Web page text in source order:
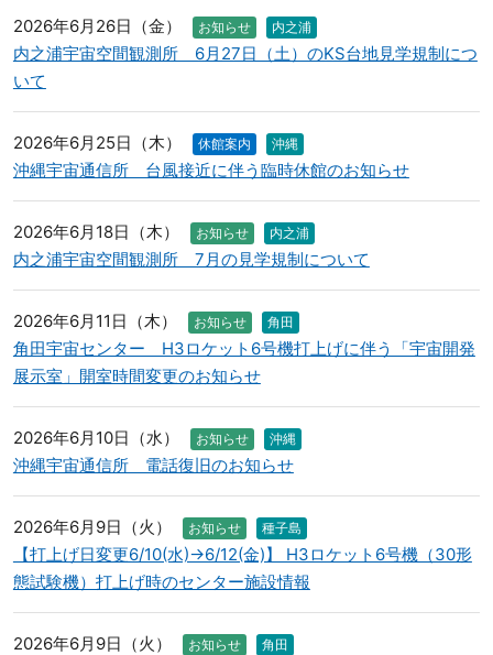
2026年6月26日（金） お知らせ 内之浦
内之浦宇宙空間観測所 6月27日（土）のKS台地見学規制につ
いて
2026年6月25日（木） 休館案内 沖縄
沖縄宇宙通信所 台風接近に伴う臨時休館のお知らせ
2026年6月18日（木） お知らせ 内之浦
内之浦宇宙空間観測所 7月の見学規制について
2026年6月11日（木） お知らせ 角田
角田宇宙センター H3ロケット6号機打上げに伴う「宇宙開発
展示室」開室時間変更のお知らせ
2026年6月10日（水） お知らせ 沖縄
沖縄宇宙通信所 電話復旧のお知らせ
2026年6月9日（火） お知らせ 種子島
【打上げ日変更6/10(水)→6/12(金)】 H3ロケット6号機（30形
態試験機）打上げ時のセンター施設情報
2026年6月9日（火） お知らせ 角田